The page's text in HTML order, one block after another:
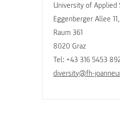
University of Applied
Eggenberger Allee
Raum 361
8020 Graz
Tel: +43 316 5453
diversity@fh-